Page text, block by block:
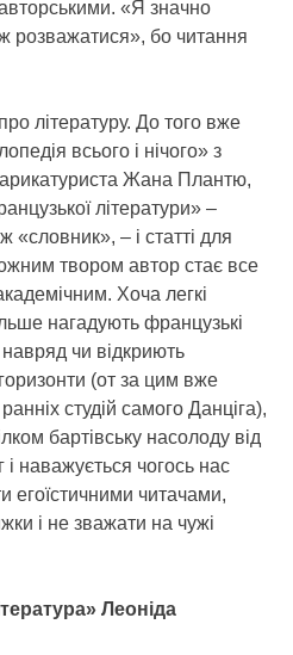
«Я значно
розважатися», бо читання
літературу. До того вже
всього і нічого» з
Жана Плантю,
літератури» –
«словник», – і статті для
твором автор стає все
Хоча легкі
нагадують французькі
чи відкриють
(от за цим вже
студій самого Данціга),
бартівську насолоду від
наважується чогось нас
егоїстичними читачами,
і не зважати на чужі
Леоніда